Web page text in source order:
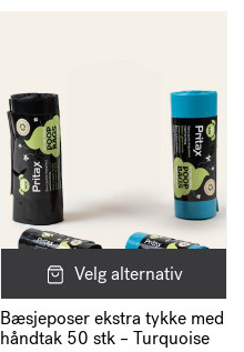
Velg alternativ
Bæsjeposer ekstra tykke med
håndtak 50 stk – Turquoise